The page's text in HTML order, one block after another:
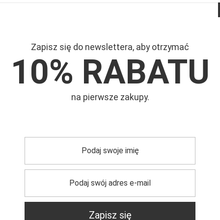
pomocy? Masz pytania?
niezwłocznie, najciekawsze pytania i odpowiedzi
Zapisz się do newslettera, aby otrzymać
10% RABATU
na pierwsze zakupy.
Zapisz się